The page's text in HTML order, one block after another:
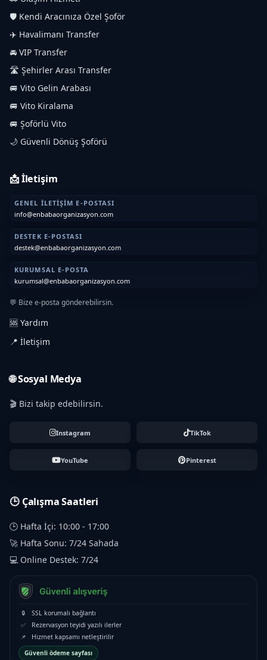
🛡️ Kendi Aracınıza Özel Şoför
✈️ Havalimanı Transfer
🚘 VIP Transfer
🛣️ Şehirler Arası Transfer
🚐 Vito Gelin Arabası
🚐 Vito Kiralama
🚐 Şoförlü Vito
🌙 Güvenli Dönüş Şoförü
📩 İletişim
GENEL İLETIŞIM E-POSTASI
info@enbabaorganizasyon.com
DESTEK E-POSTASI
destek@enbabaorganizasyon.com
KURUMSAL E-POSTA
kurumsal@enbabaorganizasyon.com
💬 Bize e-posta gönderebilirsin.
🆘 Yardım
📍 İletişim
🌐 Sosyal Medya
🎬 Bizi takip edebilirsin.
Instagram TikTok
YouTube Pinterest
🕒 Çalışma Saatleri
🕒 Hafta İçi: 10:00 - 17:00
🚀 Hafta Sonu: 7/24 Sahada
💻 Online Destek: 7/24
🔒
SSL korumalı bağlantı
✅
Rezervasyon teyidi yazılı ilerler
📌
Hizmet kapsamı netleştirilir
Güvenli ödeme sayfası